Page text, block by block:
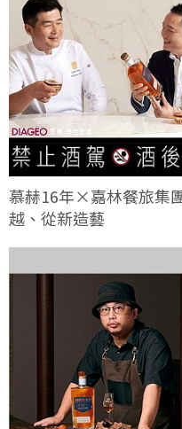
慕赫16年×嘉林餐旅集
越、從新造藝